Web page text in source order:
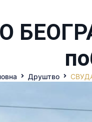
Друштво